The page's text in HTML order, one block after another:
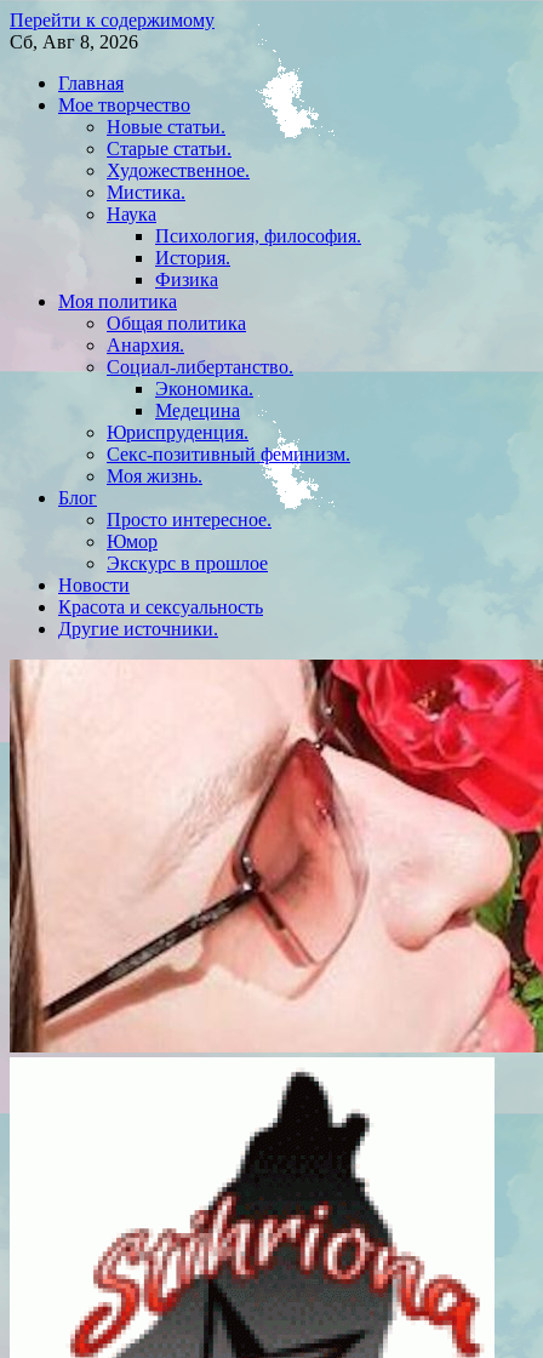
Перейти к содержимому
Сб, Авг 8, 2026
Главная
Мое творчество
Новые статьи.
Старые статьи.
Художественное.
Мистика.
Наука
Психология, философия.
История.
Физика
Моя политика
Общая политика
Анархия.
Социал-либертанство.
Экономика.
Медецина
Юриспруденция.
Секс-позитивный феминизм.
Моя жизнь.
Блог
Просто интересное.
Юмор
Экскурс в прошлое
Новости
Красота и сексуальность
Другие источники.